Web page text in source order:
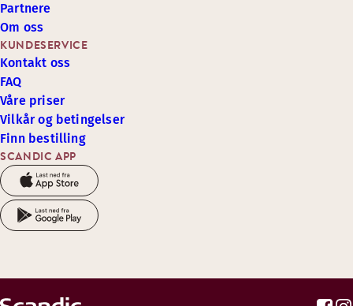
SCANDIC APP
KUNDESERVICE
Kontakt oss
FAQ
Våre priser
Vilkår og betingelser
Finn bestilling
Partnere
Om oss